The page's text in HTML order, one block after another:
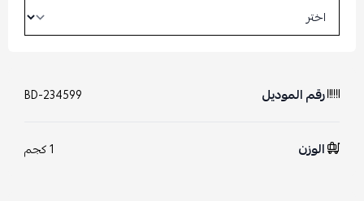
رقم الموديل BD-234599
الوزن 1 كجم